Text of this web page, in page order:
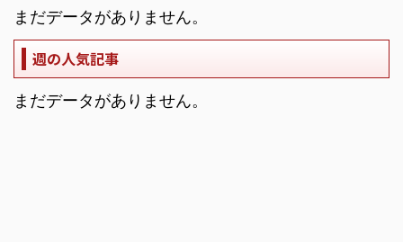
まだデータがありません。
週の人気記事
まだデータがありません。